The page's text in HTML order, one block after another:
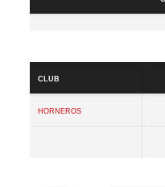
Club
Horneros